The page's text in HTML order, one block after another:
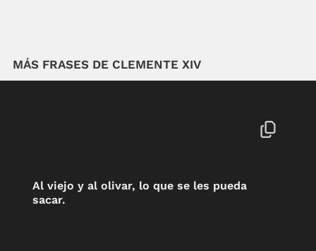
MÁS FRASES DE CLEMENTE XIV
Al viejo y al olivar, lo que se les pueda
sacar.